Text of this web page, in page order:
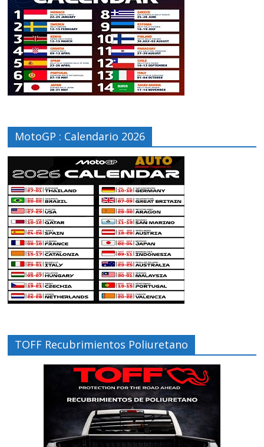
MotoGP : Calendario 2026
TOFF Recubrimientos Poliuretano